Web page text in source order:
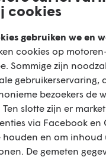
cookies
gebruiken we en
cookies op
Sommige zijn
gebruikerservaring,
bezoekers de
slotte zijn er
via Facebook en
houden en om inhoud
De gemeten